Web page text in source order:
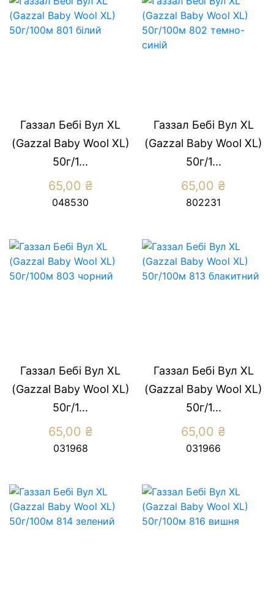
Газзал Бебі Вул XL
(Gazzal Baby Wool XL)
50г/1...
65,00 ₴
048530
Газзал Бебі Вул XL
(Gazzal Baby Wool XL)
50г/1...
65,00 ₴
802231
Газзал Бебі Вул XL
(Gazzal Baby Wool XL)
50г/1...
65,00 ₴
031968
Газзал Бебі Вул XL
(Gazzal Baby Wool XL)
50г/1...
65,00 ₴
031966